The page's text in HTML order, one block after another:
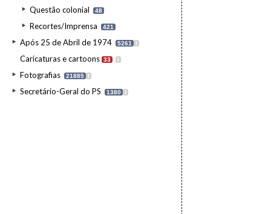
Questão colonial 48
Recortes/Imprensa 421
Após 25 de Abril de 1974 5261 I
Caricaturas e cartoons 33 I
Fotografias 21885 I
Secretário-Geral do PS 1380 I